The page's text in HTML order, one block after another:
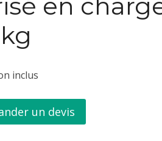
inclus
un devis